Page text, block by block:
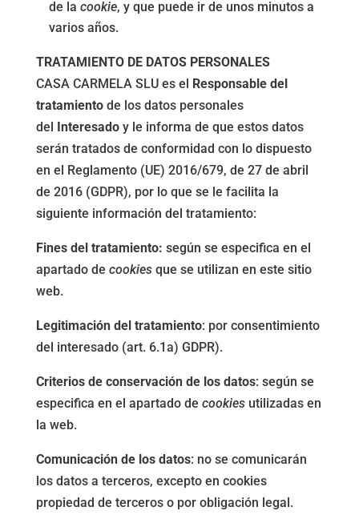
de la cookie, y que puede ir de unos minutos a
varios años.
TRATAMIENTO DE DATOS PERSONALES
CASA CARMELA SLU es el Responsable del
tratamiento de los datos personales
del Interesado y le informa de que estos datos
serán tratados de conformidad con lo dispuesto
en el Reglamento (UE) 2016/679, de 27 de abril
de 2016 (GDPR), por lo que se le facilita la
siguiente información del tratamiento:
Fines del tratamiento: según se especifica en el
apartado de cookies que se utilizan en este sitio
web.
Legitimación del tratamiento: por consentimiento
del interesado (art. 6.1a) GDPR).
Criterios de conservación de los datos: según se
especifica en el apartado de cookies utilizadas en
la web.
Comunicación de los datos: no se comunicarán
los datos a terceros, excepto en cookies
propiedad de terceros o por obligación legal.